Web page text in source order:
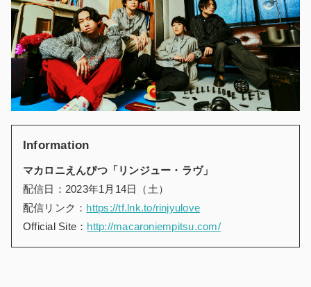
Information
マカロニえんぴつ「リンジュー・ラヴ」
配信日：2023年1月14日（土）
配信リンク： https://tf.lnk.to/rinjyulove
Official Site： http://macaroniempitsu.com/